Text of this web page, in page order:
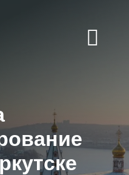
БЛОГ
КОНТАКТЫ